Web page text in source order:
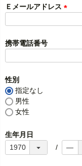
須
)
Ｅメールアドレス
)
携帯電話番号
性別
指定なし
男性
女性
生年月日